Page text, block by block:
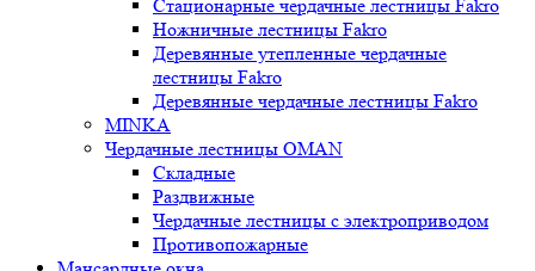
Стационарные чердачные лестницы Fakro
Ножничные лестницы Fakro
Деревянные утепленные чердачные
лестницы Fakro
Деревянные чердачные лестницы Fakro
MINKA
Чердачные лестницы OMAN
Складные
Раздвижные
Чердачные лестницы с электроприводом
Противопожарные